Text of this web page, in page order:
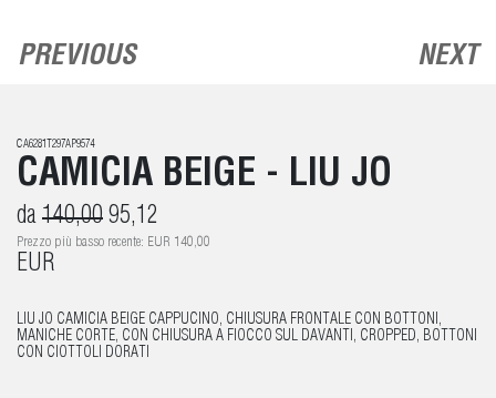
PREVIOUS NEXT
CA6281T297AP9574
CAMICIA BEIGE - LIU JO
da 140,00 95,12
Prezzo più basso recente: EUR 140,00
EUR
LIU JO CAMICIA BEIGE CAPPUCINO, CHIUSURA FRONTALE CON BOTTONI,
MANICHE CORTE, CON CHIUSURA A FIOCCO SUL DAVANTI, CROPPED, BOTTONI
CON CIOTTOLI DORATI